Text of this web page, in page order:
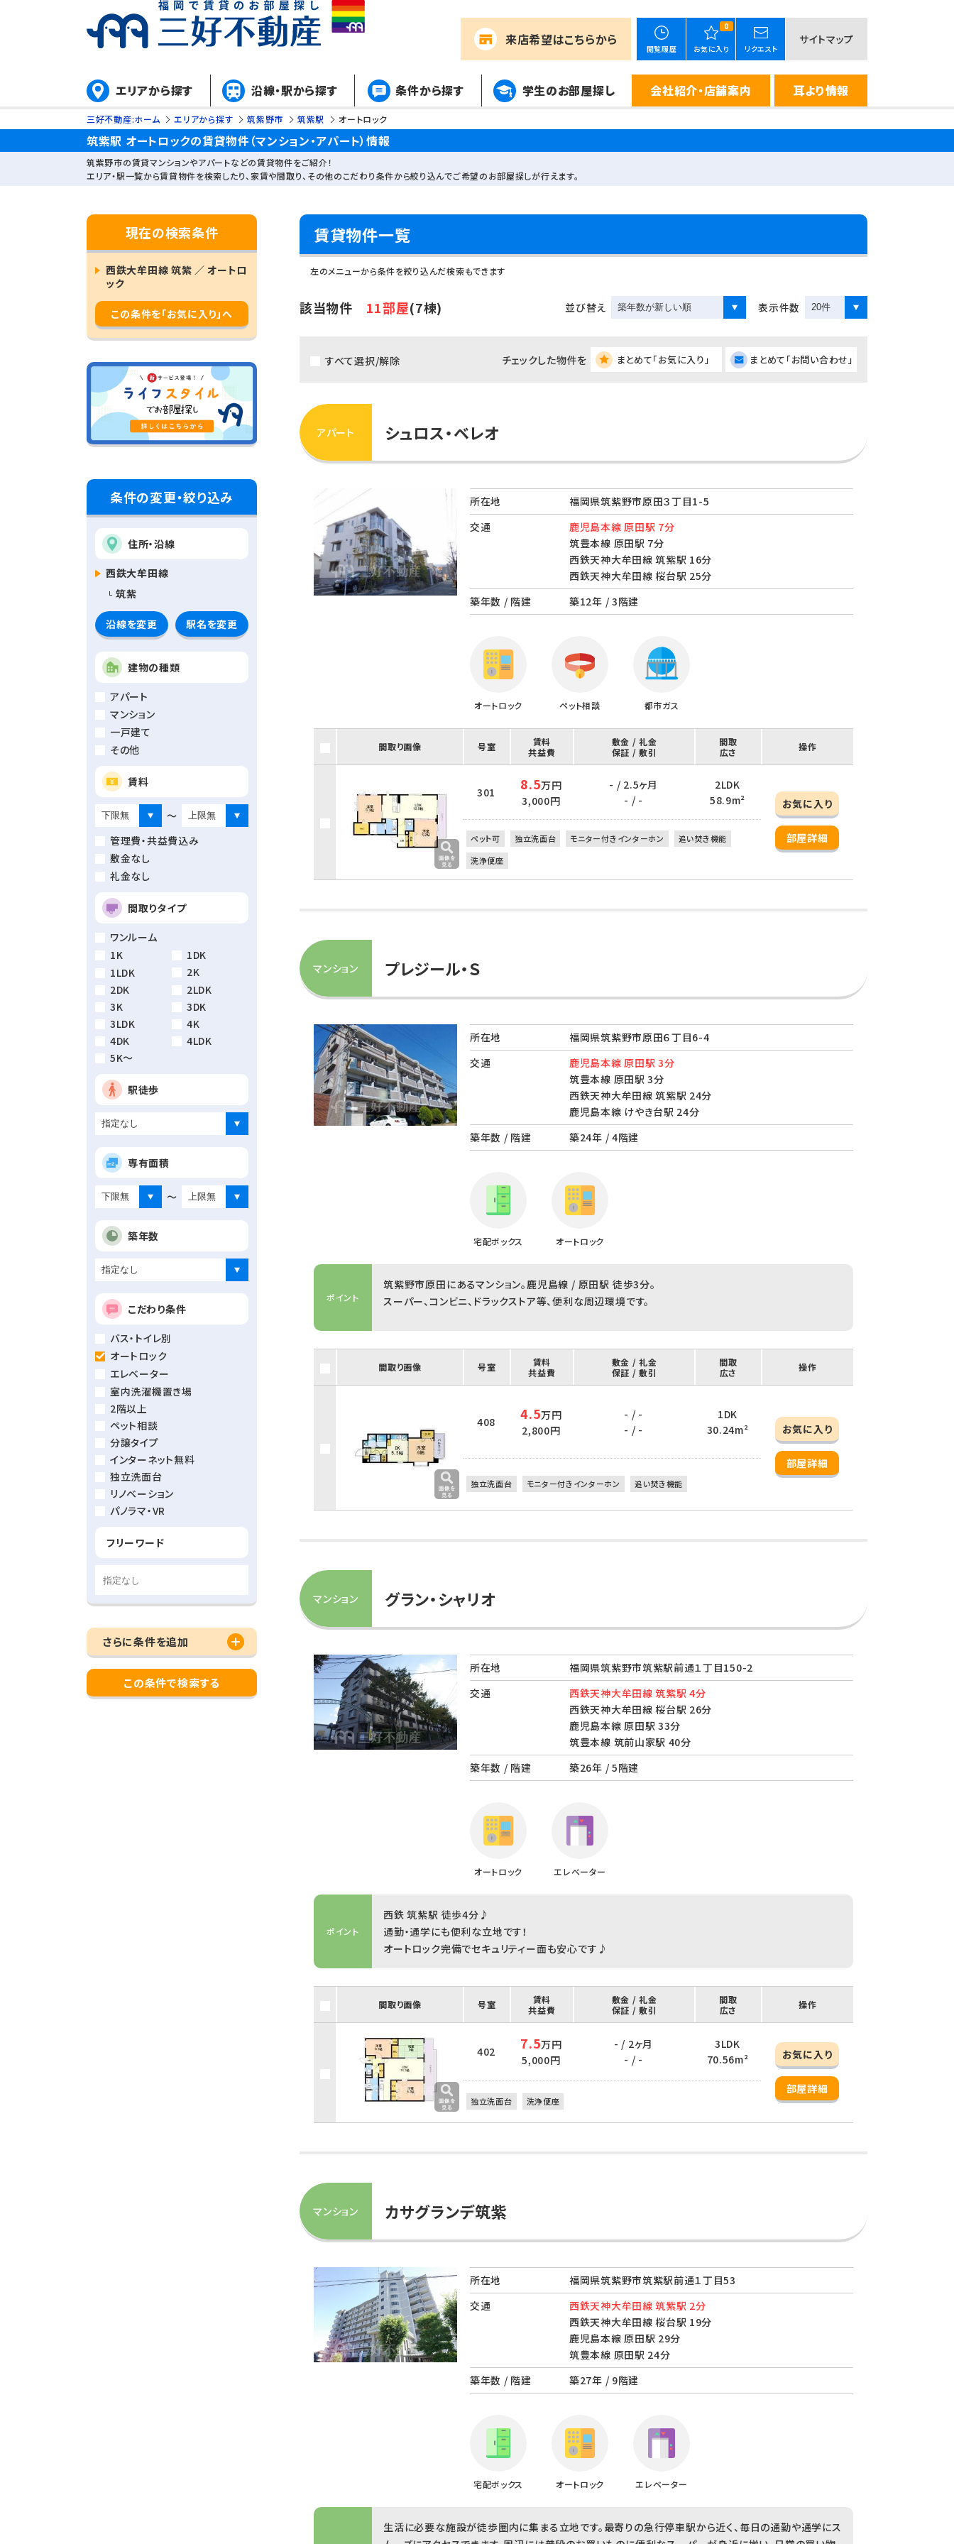
来店希望はこちらから
閲覧履歴
0
お気に入り リクエスト
サイトマップ
エリアから探す 沿線・駅から探す 条件から探す 学生のお部屋探し 会社紹介・店舗案内 耳より情報
三好不動産:ホーム エリアから探す 筑紫野市 筑紫駅 オートロック
筑紫駅 オートロックの賃貸物件（マンション・アパート）情報
筑紫野市の賃貸マンションやアパートなどの賃貸物件をご紹介！
エリア・駅一覧から賃貸物件を検索したり、家賃や間取り、その他のこだわり条件から絞り込んでご希望のお部屋探しが行えます。
現在の検索条件
西鉄大牟田線 筑紫 ／ オートロ
ック
この条件を「お気に入り」へ
条件の変更・絞り込み
住所・沿線
西鉄大牟田線
筑紫
沿線を変更 駅名を変更
建物の種類
アパート
マンション
一戸建て
その他
賃料
～
管理費・共益費込み
敷金なし
礼金なし
間取りタイプ
ワンルーム
1K
1DK
1LDK
2K
2DK
2LDK
3K
3DK
3LDK
4K
4DK
4LDK
5K～
駅徒歩
専有面積
～
築年数
こだわり条件
バス・トイレ別
オートロック
エレベーター
室内洗濯機置き場
2階以上
ペット相談
分譲タイプ
インターネット無料
独立洗面台
リノベーション
パノラマ・VR
フリーワード
さらに条件を追加
この条件で検索する
賃貸物件一覧
左のメニューから条件を絞り込んだ検索もできます
該当物件 11部屋(7棟) 並び替え 表示件数
すべて選択/解除 チェックした物件を まとめて「お気に入り」 まとめて「お問い合わせ」
アパート シュロス・ベレオ
所在地
福岡県筑紫野市原田３丁目1-5
交通
鹿児島本線 原田駅 7分
筑豊本線 原田駅 7分
西鉄天神大牟田線 筑紫駅 16分
西鉄天神大牟田線 桜台駅 25分
築年数 / 階建
築12年 / 3階建
オートロック ペット相談 都市ガス
間取り画像 号室
賃料
共益費
敷金 / 礼金
保証 / 敷引
間取
広さ
操作
301 8.5万円
3,000円
- / 2.5ヶ月
- / -
2LDK
58.9m²
お気に入り
部屋詳細
ペット可 独立洗面台 モニター付きインターホン
追い焚き機能
洗浄便座
マンション プレジール・Ｓ
所在地
福岡県筑紫野市原田６丁目6-4
交通
鹿児島本線 原田駅 3分
筑豊本線 原田駅 3分
西鉄天神大牟田線 筑紫駅 24分
鹿児島本線 けやき台駅 24分
築年数 / 階建
築24年 / 4階建
宅配ボックス オートロック
ポイント
筑紫野市原田にあるマンション。鹿児島線 / 原田駅 徒歩3分。
スーパー、コンビニ、ドラックストア等、便利な周辺環境です。
間取り画像 号室
賃料
共益費
敷金 / 礼金
保証 / 敷引
間取
広さ
操作
408 4.5万円
2,800円
- / -
- / -
1DK
30.24m²
お気に入り
部屋詳細
独立洗面台 モニター付きインターホン 追い焚き機能
マンション グラン・シャリオ
所在地
福岡県筑紫野市筑紫駅前通１丁目150-2
交通
西鉄天神大牟田線 筑紫駅 4分
西鉄天神大牟田線 桜台駅 26分
鹿児島本線 原田駅 33分
筑豊本線 筑前山家駅 40分
築年数 / 階建
築26年 / 5階建
オートロック エレベーター
ポイント
西鉄 筑紫駅 徒歩4分♪
通勤・通学にも便利な立地です！
オートロック完備でセキュリティー面も安心です♪
間取り画像 号室
賃料
共益費
敷金 / 礼金
保証 / 敷引
間取
広さ
操作
402 7.5万円
5,000円
- / 2ヶ月
- / -
3LDK
70.56m²
お気に入り
部屋詳細
独立洗面台 洗浄便座
マンション カサグランデ筑紫
所在地
福岡県筑紫野市筑紫駅前通１丁目53
交通
西鉄天神大牟田線 筑紫駅 2分
西鉄天神大牟田線 桜台駅 19分
鹿児島本線 原田駅 29分
筑豊本線 原田駅 24分
築年数 / 階建
築27年 / 9階建
宅配ボックス オートロック エレベーター
生活に必要な施設が徒歩圏内に集まる立地です。最寄りの急行停車駅から近く、毎日の通勤や通学にス